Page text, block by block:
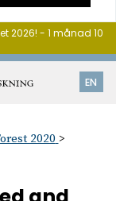
EN
2026! - 1 månad 10
2020